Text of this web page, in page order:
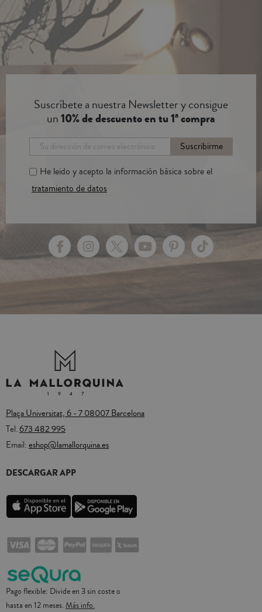
Suscríbete a nuestra Newsletter y consigue
un10% de descuento en tu 1ª compra
Suscribirme
He leido y acepto la información bàsica sobre el
tratamiento de datos
Plaça Universitat, 6 - 7 08007 Barcelona
Tel.673 482 995
Email:eshop@lamallorquina.es
DESCARGAR APP
Pago flexible: Divide en 3 sin coste o
hasta en 12 meses. Más info.